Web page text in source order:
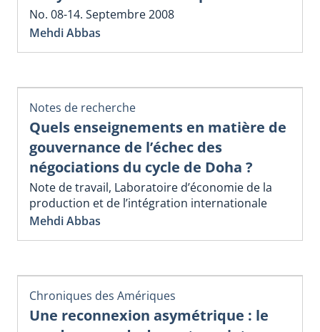
No. 08-14. Septembre 2008
Mehdi Abbas
Notes de recherche
Quels enseignements en matière de
gouvernance de l’échec des
négociations du cycle de Doha ?
Note de travail, Laboratoire d’économie de la
production et de l’intégration internationale
Mehdi Abbas
Chroniques des Amériques
Une reconnexion asymétrique : le